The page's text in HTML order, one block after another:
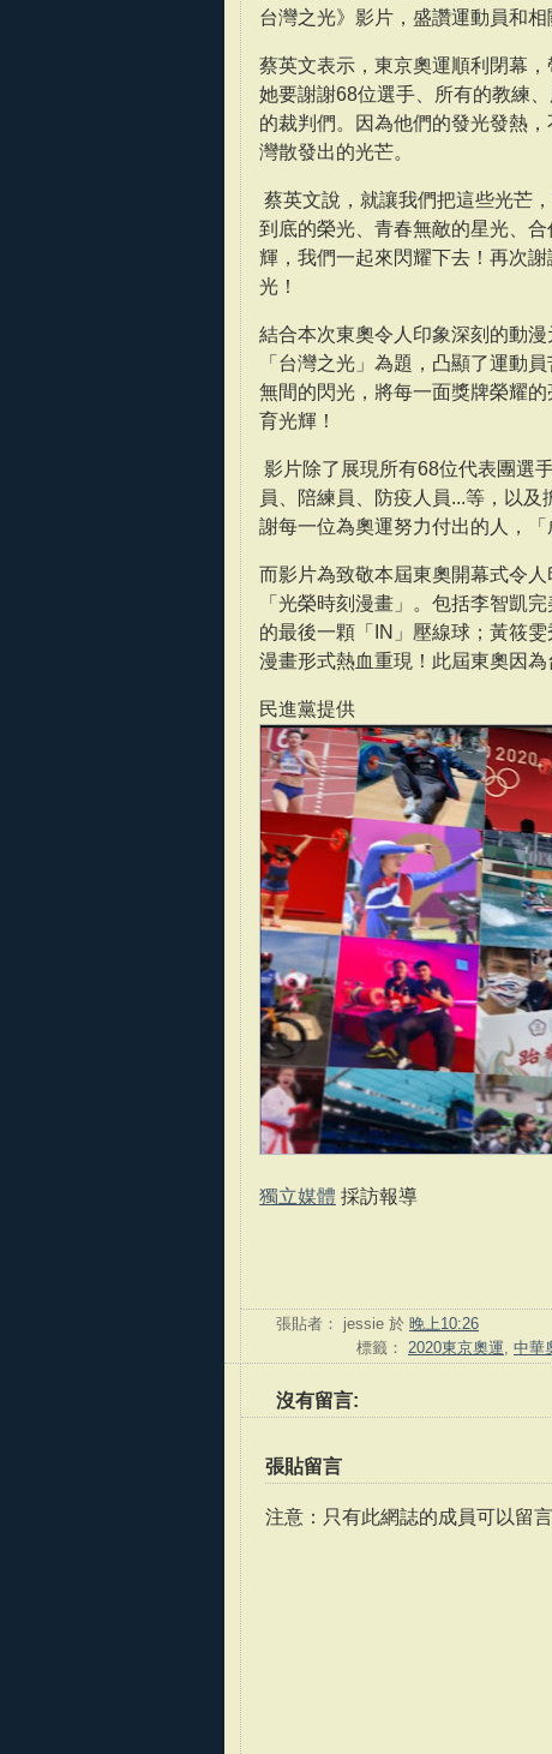
台灣之光》影片，盛讚運動員和
蔡英文表示，東京奧運順利閉幕
她要謝謝68位選手、所有的教練
的裁判們。因為他們的發光發熱
灣散發出的光芒。
蔡英文說，就讓我們把這些光芒
到底的榮光、青春無敵的星光、
輝，我們一起來閃耀下去！再次
光！
結合本次東奧令人印象深刻的動
「台灣之光」為題，凸顯了運動
無間的閃光，將每一面獎牌榮耀
育光輝！
影片除了展現所有68位代表團選
員、陪練員、防疫人員...等，以
謝每一位為奧運努力付出的人，
而影片為致敬本屆東奧開幕式令
「光榮時刻漫畫」。包括李智凱
的最後一顆「IN」壓線球；黃筱
漫畫形式熱血重現！此屆東奧因
民進黨提供
獨立媒體 採訪報導
張貼者： jessie 於 晚上10:26
標籤： 2020東京奧運 中華
沒有留言:
張貼留言
注意：只有此網誌的成員可以留言